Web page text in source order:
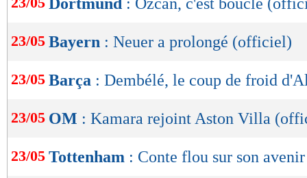
Dortmund : Özcan, c'est bouclé
23/05 Bayern : Neuer a prolongé (officiel)
23/05 Barça : Dembélé, le coup de froid
23/05 OM : Kamara rejoint Aston Villa
23/05 Tottenham : Conte flou sur son avenir